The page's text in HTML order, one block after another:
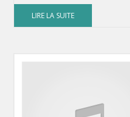
LIRE LA SUITE